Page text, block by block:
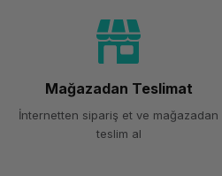
Mağazadan Teslimat
İnternetten sipariş et ve mağazadan
teslim al